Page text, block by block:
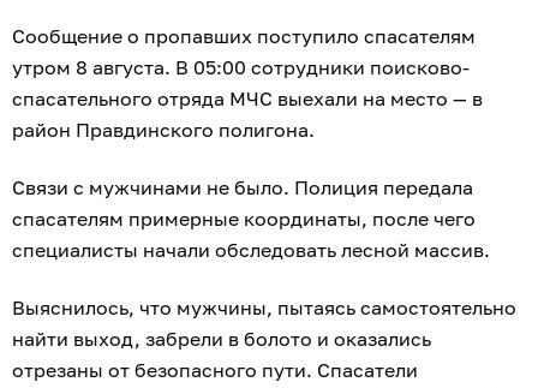
Сообщение о пропавших поступило спасателям
утром 8 августа. В 05:00 сотрудники поисково-
спасательного отряда МЧС выехали на место — в
район Правдинского полигона.
Связи с мужчинами не было. Полиция передала
спасателям примерные координаты, после чего
специалисты начали обследовать лесной массив.
Выяснилось, что мужчины, пытаясь самостоятельно
найти выход, забрели в болото и оказались
отрезаны от безопасного пути. Спасатели